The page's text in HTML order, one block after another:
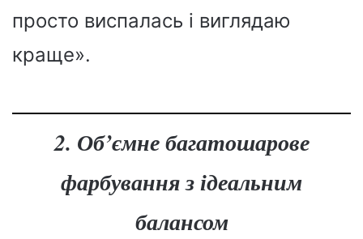
просто виспалась і виглядаю
краще».
2. Об’ємне багатошарове
фарбування з ідеальним
балансом